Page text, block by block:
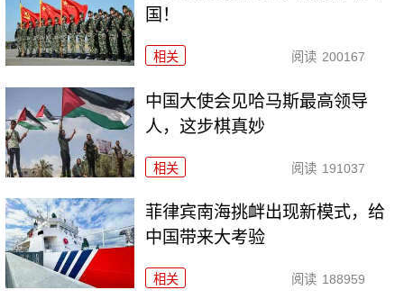
国！
相关 阅读 200167
中国大使会见哈马斯最高领导
人，这步棋真妙
相关 阅读 191037
菲律宾南海挑衅出现新模式，给
中国带来大考验
相关 阅读 188959